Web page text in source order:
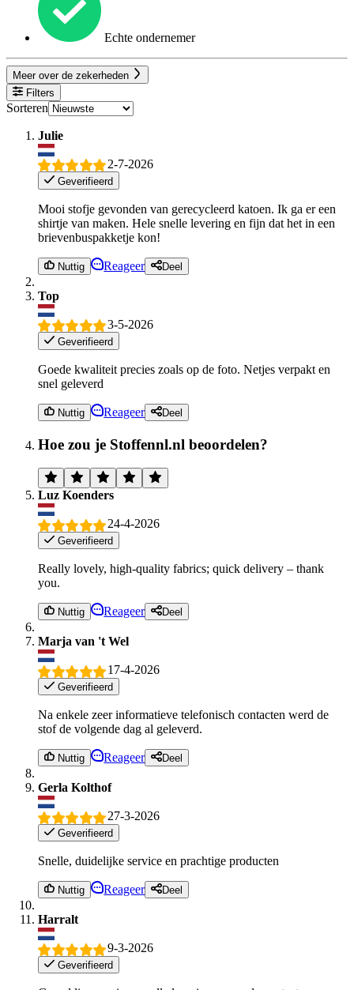
Echte ondernemer
Meer over de zekerheden
Filters
Sorteren
Julie
2-7-2026
Geverifieerd
Mooi stofje gevonden van gerecycleerd katoen. Ik ga er een
shirtje van maken. Hele snelle levering en fijn dat het in een
brievenbuspakketje kon!
Nuttig Reageer Deel
Top
3-5-2026
Geverifieerd
Goede kwaliteit precies zoals op de foto. Netjes verpakt en
snel geleverd
Nuttig Reageer Deel
Hoe zou je Stoffennl.nl beoordelen?
Luz Koenders
24-4-2026
Geverifieerd
Really lovely, high-quality fabrics; quick delivery – thank
you.
Nuttig Reageer Deel
Marja van 't Wel
17-4-2026
Geverifieerd
Na enkele zeer informatieve telefonisch contacten werd de
stof de volgende dag al geleverd.
Nuttig Reageer Deel
Gerla Kolthof
27-3-2026
Geverifieerd
Snelle, duidelijke service en prachtige producten
Nuttig Reageer Deel
Harralt
9-3-2026
Geverifieerd